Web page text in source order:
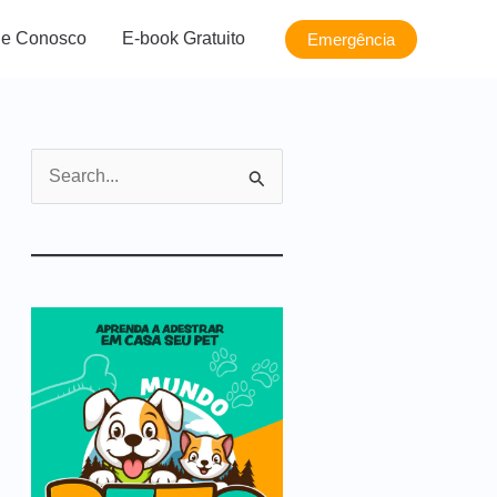
Conosco E-book Gratuito Emergência
s
s